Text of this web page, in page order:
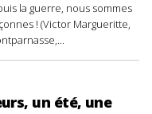
la guerre, nous sommes
! (Victor Margueritte,
un été, une